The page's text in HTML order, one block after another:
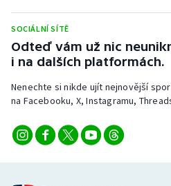
SOCIÁLNÍ SÍTĚ
Odteď vám už nic
i na dalších platformách.
Nenechte si nikde ujít nejnovější
na Facebooku, X, Instagramu,